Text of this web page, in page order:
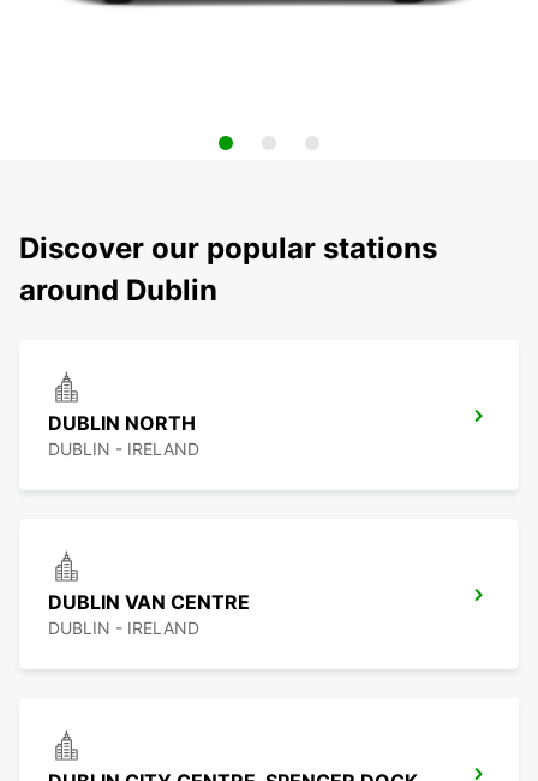
Discover our popular stations
around Dublin
DUBLIN NORTH
DUBLIN - IRELAND
DUBLIN VAN CENTRE
DUBLIN - IRELAND